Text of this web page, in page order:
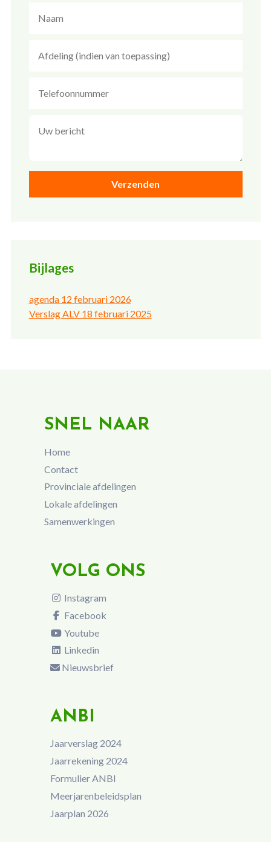
Bijlages
agenda 12 februari 2026
Verslag ALV 18 februari 2025
SNEL NAAR
Home
Contact
Provinciale afdelingen
Lokale afdelingen
Samenwerkingen
VOLG ONS
Instagram
Facebook
Youtube
Linkedin
Nieuwsbrief
ANBI
Jaarverslag 2024
Jaarrekening 2024
Formulier ANBI
Meerjarenbeleidsplan
Jaarplan 2026